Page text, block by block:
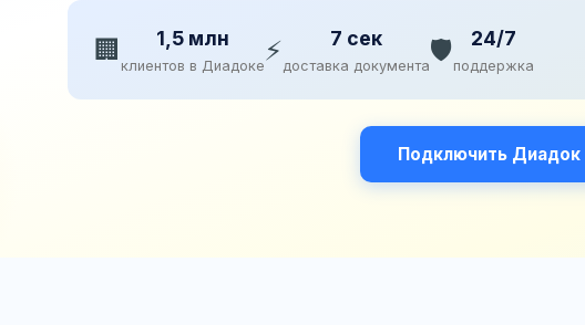
🏢 1,5 млн
клиентов в Диадоке ⚡ 7 сек
доставка документа🛡️ 24/7
поддержка
Подключить Диадок